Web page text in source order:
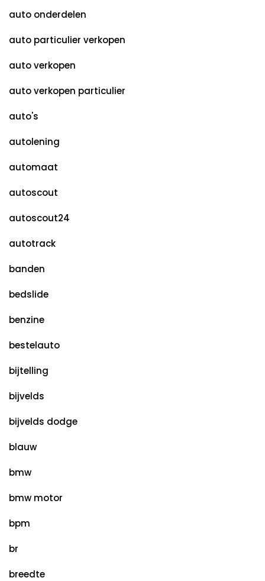
auto onderdelen
auto particulier verkopen
auto verkopen
auto verkopen particulier
auto's
autolening
automaat
autoscout
autoscout24
autotrack
banden
bedslide
benzine
bestelauto
bijtelling
bijvelds
bijvelds dodge
blauw
bmw
bmw motor
bpm
br
breedte